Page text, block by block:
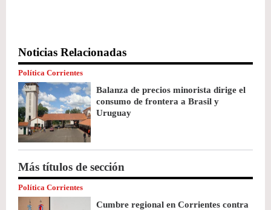
Noticias Relacionadas
Política Corrientes
Balanza de precios minorista dirige el
consumo de frontera a Brasil y
Uruguay
Más títulos de sección
Política Corrientes
Cumbre regional en Corrientes contra